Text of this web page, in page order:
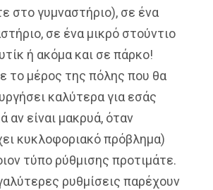
στο γυμναστήριο), σε ένα
σε ένα μικρό στούντιο
ή ακόμα και σε πάρκο!
το μέρος της πόλης που θα
καλύτερα για εσάς
αν είναι μακρυά, όταν
κυκλοφοριακό πρόβλημα)
τύπο ρύθμισης προτιμάτε.
ρυθμίσεις παρέχουν